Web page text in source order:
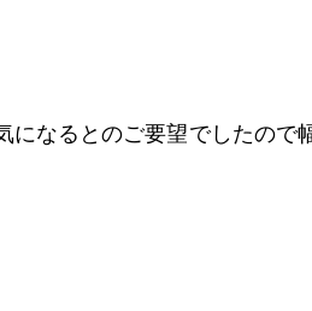
になるとのご要望でしたので